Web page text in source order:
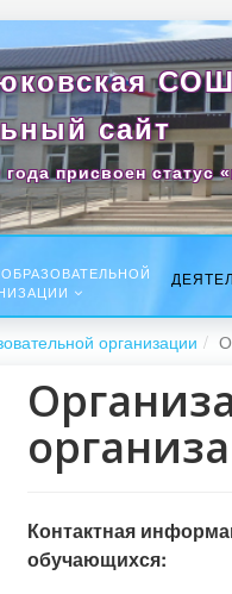
сайт
присвоен статус
организации
Контактная
обучающихся: